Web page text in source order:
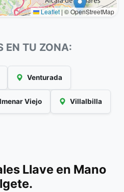
Leaflet | © OpenStreetMap
EN TU ZONA:
Venturada
Viejo Villalbilla
Llave en Mano